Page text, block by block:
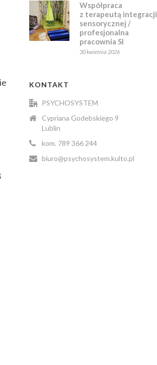
Współpraca
z terapeutą integracji
sensorycznej /
profesjonalna
pracownia SI
30 kwietnia 2026
KONTAKT
PSYCHOSYSTEM
Cypriana Godebskiego 9
Lublin
kom. 789 366 244
biuro@psychosystem.kulto.pl